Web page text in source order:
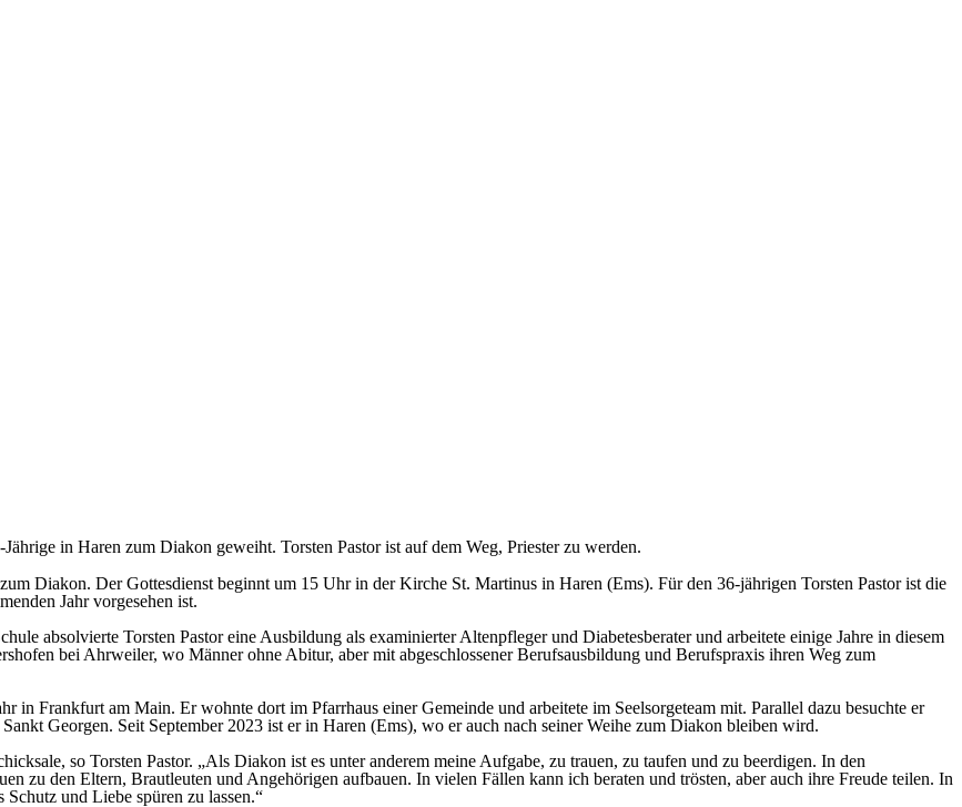
in Haren zum Diakon geweiht. Torsten Pastor ist auf dem Weg, Priester zu werden.
Diakon. Der Gottesdienst beginnt um 15 Uhr in der Kirche St. Martinus in Haren (Ems). Für den 36-jährigen Torsten Pastor ist die
Jahr vorgesehen ist.
absolvierte Torsten Pastor eine Ausbildung als examinierter Altenpfleger und Diabetesberater und arbeitete einige Jahre in diesem
bei Ahrweiler, wo Männer ohne Abitur, aber mit abgeschlossener Berufsausbildung und Berufspraxis ihren Weg zum
in Frankfurt am Main. Er wohnte dort im Pfarrhaus einer Gemeinde und arbeitete im Seelsorgeteam mit. Parallel dazu besuchte er
Georgen. Seit September 2023 ist er in Haren (Ems), wo er auch nach seiner Weihe zum Diakon bleiben wird.
so Torsten Pastor. „Als Diakon ist es unter anderem meine Aufgabe, zu trauen, zu taufen und zu beerdigen. In den
zu den Eltern, Brautleuten und Angehörigen aufbauen. In vielen Fällen kann ich beraten und trösten, aber auch ihre Freude teilen. In
und Liebe spüren zu lassen.“